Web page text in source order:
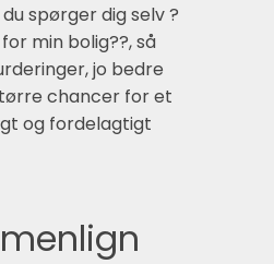
spørger dig selv ?
min bolig??, så
jo bedre
chancer for et
og fordelagtigt